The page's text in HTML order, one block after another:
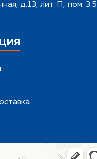
д.13, лит. П, пом. 3.5